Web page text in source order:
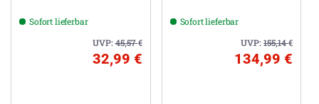
Sofort lieferbar
UVP:45,57€
32,99 €
Sofort lieferbar
UVP:155,14€
134,99 €